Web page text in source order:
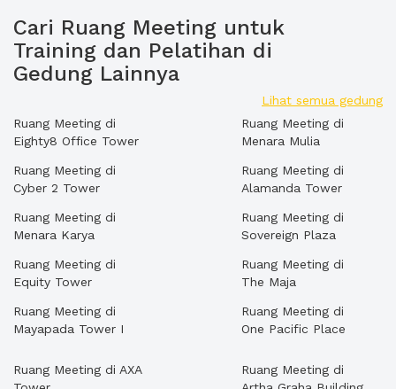
Cari Ruang Meeting untuk
Training dan Pelatihan di
Gedung Lainnya
Lihat semua gedung
Ruang Meeting di
Eighty8 Office Tower
Ruang Meeting di
Cyber 2 Tower
Ruang Meeting di
Menara Karya
Ruang Meeting di
Equity Tower
Ruang Meeting di
Mayapada Tower I
Ruang Meeting di
Menara Mulia
Ruang Meeting di
Alamanda Tower
Ruang Meeting di
Sovereign Plaza
Ruang Meeting di
The Maja
Ruang Meeting di
One Pacific Place
Ruang Meeting di AXA
Ruang Meeting di